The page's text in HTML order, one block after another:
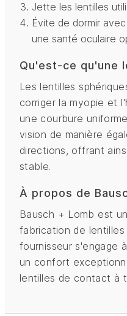
Jette les lentilles
Évite de dormir
une santé oculaire
Qu'est-ce qu'une
Les lentilles
corriger la myopie et
une courbure
vision de manière
directions, offrant
stable.
À propos de
Bausch + Lomb est
fabrication de
fournisseur s'engage
un confort
lentilles de contact à